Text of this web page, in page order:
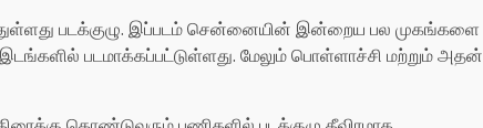
படக்குழு. இப்படம் சென்னையின் இன்றைய பல முகங்களை
படமாக்கப்பட்டுள்ளது. மேலும் பொள்ளாச்சி மற்றும் அதன்